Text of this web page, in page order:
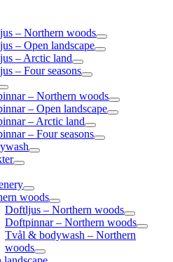
– Northern woods
– Open landscape
– Arctic land
– Four seasons
– Northern woods
– Open landscape
– Arctic land
– Four seasons
woods
Doftljus – Northern woods
Doftpinnar – Northern woods
Tvål & bodywash – Northern
woods